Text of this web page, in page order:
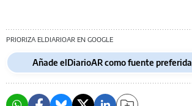
PRIORIZA ELDIARIOAR EN GOOGLE
Añade elDiarioAR como fuente preferida